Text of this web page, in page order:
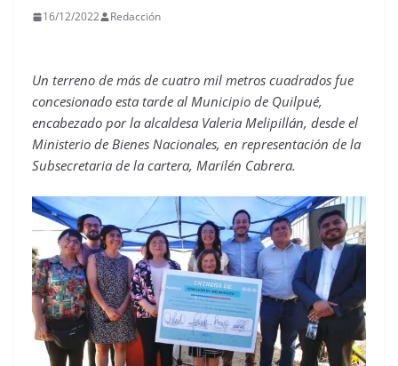
16/12/2022 Redacción
Un terreno de más de cuatro mil metros cuadrados fue
concesionado esta tarde al Municipio de Quilpué,
encabezado por la alcaldesa Valeria Melipillán, desde el
Ministerio de Bienes Nacionales, en representación de la
Subsecretaria de la cartera, Marilén Cabrera.